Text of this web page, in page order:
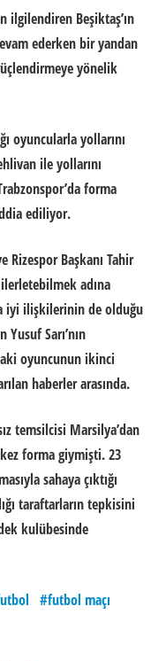
ilgilendiren Beşiktaş’ın
ederken bir yandan
yönelik
oyuncularla yollarını
ile yollarını
forma
ediliyor.
Rizespor Başkanı Tahir
adına
iyi ilişkilerinin de olduğu
Sarı’nın
oyuncunun ikinci
haberler arasında.
temsilcisi Marsilya’dan
forma giymişti. 23
sahaya çıktığı
taraftarların tepkisini
kulübesinde
futbol maçı